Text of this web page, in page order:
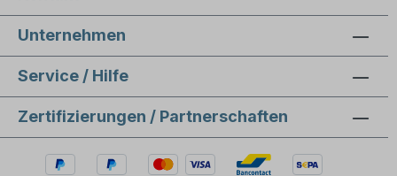
gelagert werden? Trocken und gut
verschlossen. Welche Normen erfüllt das
Produkt? Es entspricht mehreren EN-Normen
für Wasseraufbereitung und Chlorerzeugung.
Welche Zertifizierungen liegen vor? ISO 9001,
ISO 14001 und IFS für geprüfte Qualität und
Sicherheit. Für welche Anwendungen ist dieses
Salz geeignet? Für Enthärtungsanlagen sowie
Unternehmen
Service / Hilfe
Zertifizierungen / Partnerschaften